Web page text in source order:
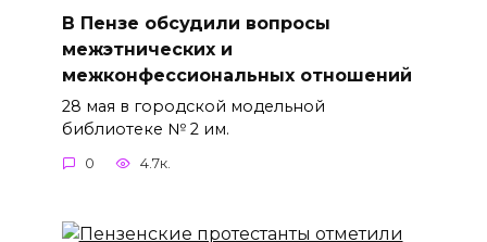
В Пензе обсудили вопросы
межэтнических и
межконфессиональных отношений
28 мая в городской модельной
библиотеке № 2 им.
0 4.7к.